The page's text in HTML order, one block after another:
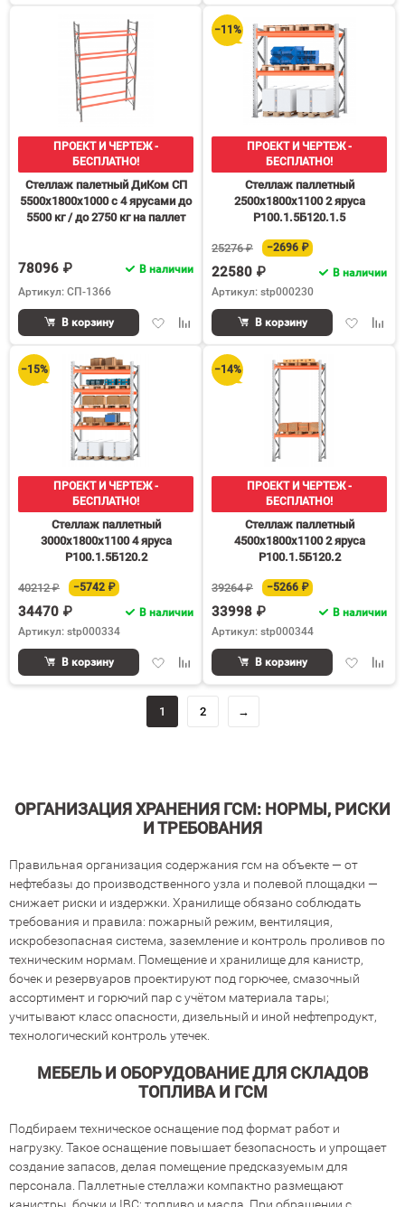
сравнению
ПРОЕКТ И ЧЕРТЕЖ -
БЕСПЛАТНО!
Стеллаж палетный ДиКом СП
5500х1800х1000 с 4 ярусами до
5500 кг / до 2750 кг на паллет
78096 ₽
В наличии
Артикул: СП-1366
ДобавитьДобавить
сравнению
В корзину
−11%
ПРОЕКТ И ЧЕРТЕЖ -
БЕСПЛАТНО!
Стеллаж паллетный
2500х1800х1100 2 яруса
Р100.1.5Б120.1.5
25276 ₽ −2696 ₽
22580 ₽
В наличии
Артикул: stp000230
Добавить
В корзину
−15%
ПРОЕКТ И ЧЕРТЕЖ -
БЕСПЛАТНО!
Стеллаж паллетный
3000х1800х1100 4 яруса
Р100.1.5Б120.2
40212 ₽ −5742 ₽
34470 ₽
В наличии
Артикул: stp000334
Добавить
избранное
Добавить
сравнению
В корзину
−14%
ПРОЕКТ И ЧЕРТЕЖ -
БЕСПЛАТНО!
Стеллаж паллетный
4500х1800х1100 2 яруса
Р100.1.5Б120.2
39264 ₽ −5266 ₽
33998 ₽
В наличии
Артикул: stp000344
Добавить
В корзину
1 2 →
ОРГАНИЗАЦИЯ ХРАНЕНИЯ ГСМ: НОРМЫ, РИСКИ
И ТРЕБОВАНИЯ
Правильная организация содержания гсм на объекте — от
нефтебазы до производственного узла и полевой площадки —
снижает риски и издержки. Хранилище обязано соблюдать
требования и правила: пожарный режим, вентиляция,
искробезопасная система, заземление и контроль проливов по
техническим нормам. Помещение и хранилище для канистр,
бочек и резервуаров проектируют под горючее, смазочный
ассортимент и горючий пар с учётом материала тары;
учитывают класс опасности, дизельный и иной нефтепродукт,
технологический контроль утечек.
МЕБЕЛЬ И ОБОРУДОВАНИЕ ДЛЯ СКЛАДОВ
ТОПЛИВА И ГСМ
Подбираем техническое оснащение под формат работ и
нагрузку. Такое оснащение повышает безопасность и упрощает
создание запасов, делая помещение предсказуемым для
персонала. Паллетные стеллажи компактно размещают